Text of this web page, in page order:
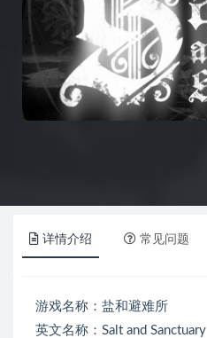
详情介绍 常见问题
游戏名称：盐和避难所
英文名称：Salt and Sanctuary